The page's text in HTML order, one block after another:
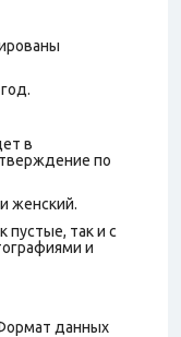
в
по
женский.
пустые, так и с
и
данных